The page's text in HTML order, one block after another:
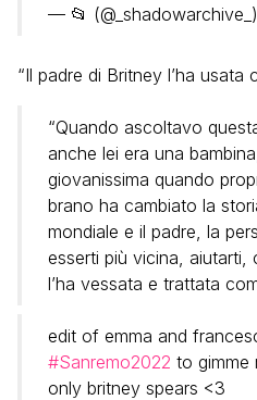
— 📂 (@_shadowarchive_)
“Il padre di Britney l’ha usata
“Quando ascoltavo
anche lei era una
giovanissima quando
brano ha cambiato la
mondiale e il padre, la
esserti più vicina, aiutarti,
l’ha vessata e trattata
edit of emma and
#Sanremo2022 to gimme
only britney spears <3